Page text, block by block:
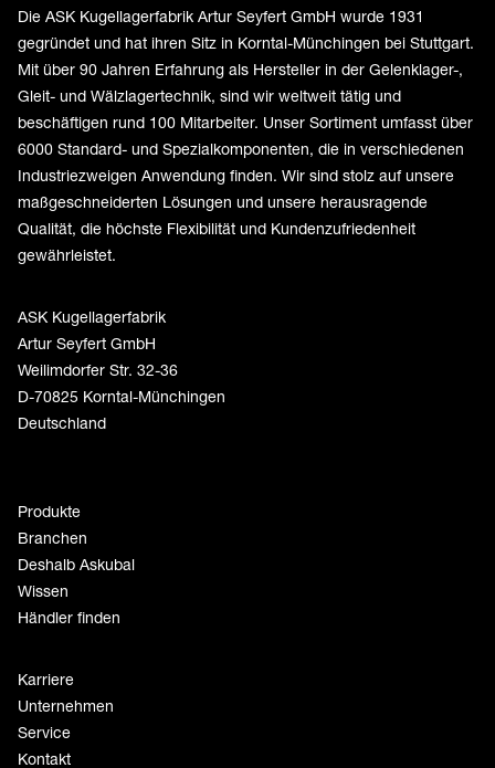
Die ASK Kugellagerfabrik Artur Seyfert GmbH wurde 1931
gegründet und hat ihren Sitz in Korntal-Münchingen bei Stuttgart.
Mit über 90 Jahren Erfahrung als Hersteller in der Gelenklager-,
Gleit- und Wälzlagertechnik, sind wir weltweit tätig und
beschäftigen rund 100 Mitarbeiter. Unser Sortiment umfasst über
6000 Standard- und Spezialkomponenten, die in verschiedenen
Industriezweigen Anwendung finden. Wir sind stolz auf unsere
maßgeschneiderten Lösungen und unsere herausragende
Qualität, die höchste Flexibilität und Kundenzufriedenheit
gewährleistet.
ASK Kugellagerfabrik
Artur Seyfert GmbH
Weilimdorfer Str. 32-36
D-70825 Korntal-Münchingen
Deutschland
Produkte
Branchen
Deshalb Askubal
Wissen
Händler finden
Karriere
Unternehmen
Service
Kontakt